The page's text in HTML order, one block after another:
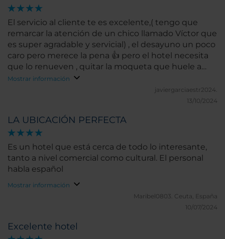
El servicio al cliente te es excelente,( tengo que
remarcar la atención de un chico llamado Víctor que
es super agradable y servicial) , el desayuno un poco
caro pero merece la pena 👍 pero el hotel necesita
que lo renueven , quitar la moqueta que huele a
viejo y el mobiliario de las habitaciones está
bien situado y muy buen ambiente alrededor.
Mostrar información
javiergarciaestr2024.
13/10/2024
LA UBICACIÓN PERFECTA
Es un hotel que está cerca de todo lo interesante,
tanto a nivel comercial como cultural. El personal
habla español
Mostrar información
Maribel0803. Ceuta, España
10/07/2024
Excelente hotel